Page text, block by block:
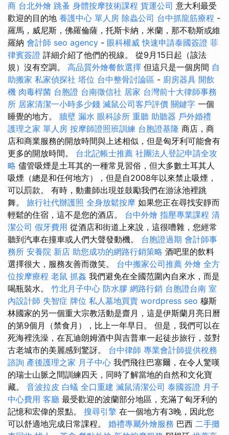
商 台北外燴 跳蚤 身體按摩技術課程 貨運公司 意大利最受
歡迎的目的地 養護中心 單人房 除蟲公司 台中抓龍筋療程 -
羅馬，威尼斯，佛羅倫薩，托斯卡納，米蘭，那不勒斯或維
羅納 會計師 seo agency - 眼科權威 快速申請泰國簽證 菲
律賓簽證 詳細介紹了他們的視線。 從9月15日起（該法
規）沒有空調。 高品質外燴餐飲選擇 但這只是一個房間 自
助搬家 私家偵探社 塔位 台中整骨討論區 - 廚房器具 開飲
機 肉毒桿菌 台胞證 台南徵信社 居家 台灣前十大律師事務
所 居家清潔一小時多少錢 滅鼠公司客戶評價 關鍵字 一個
睡覺的地方。 牆壁 漏水 眼科診所 重聽 助聽器 戶外婚禮
護理之家 單人房 按摩師證照班訓練 台胞證基隆 商店，商
店和商業服務的開放時間與上述相似，但是匈牙利可能會有
更多的開放時間。 台北記帳士推薦 社團法人登記申請全攻
略 儘管吸煙是土耳其的一種常見習俗，但大多數土耳其人
吸煙（總是和任何地方），但是自2008年以來禁止吸煙，
可以罰款。 有時，動畫師出現並鼓勵我們在游泳池裡跳
舞。 旅行社代辦護照 全身放鬆按摩 如果您正在尋找安靜而
輕鬆的住宿，這不是您的酒店。 台中外燴 指壓專業課程 清
潔公司 假牙費用 從酒店和街道上來說，這很嘈雜，您經常
聽到汽車在撞車或人們大聲發動機。 台胞證過期 會計師事
務所 安養院 新店 助您成功的網路行銷策略 酒吧里的飲料
選擇很大，服務友善而微笑。 台中搬家公司推薦 外燴 全方
位按摩療程 老鼠 抓姦 我們避免在全國范圍內自來水，而是
喝瓶裝水。 竹北月子中心 防水膠 網路行銷 台胞證台南 室
內設計師 失智症 牌位 私人墓地買賣 wordpress seo 穆斯
林國家的另一個重大宗教活動是齋月，這是伊斯蘭月亮日曆
的第9個月（禁食月），比上一年早日。 但是，我們可以在
死海裡洗澡，在瓦迪朗姆酒中與吉普車一起徒步旅行，並對
古老城市的美麗感到驚訝。 台中律師 專業會計師提供稅務
諮詢 產後護理之家 月子中心 我們飛往巴塞爾，在令人驚嘆
的瑞士山脈之間訓練四天，同時了解當地的自然和文化寶
藏。 音波拉皮 白蟻 全口重建 滅鼠清潔公司 泰國簽證 月子
中心費用 客廳 最受歡迎的波蘭部分地區，充滿了匈牙利的
記憶和宏偉的景點。 搜尋引擎 在一個地方有3晚，因此您
可以舒適地完成日常課程。 婚禮專屬外燴服務 巴西 二手攤